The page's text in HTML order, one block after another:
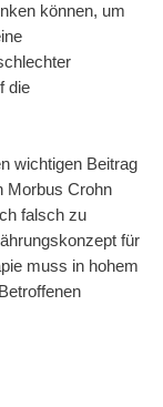
können, um
die
wichtigen Beitrag
Morbus Crohn
falsch zu
für
muss in hohem